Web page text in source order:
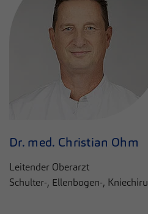
Dr. med. Christian Ohm
Leitender Oberarzt
Schulter-, Ellenbogen-,